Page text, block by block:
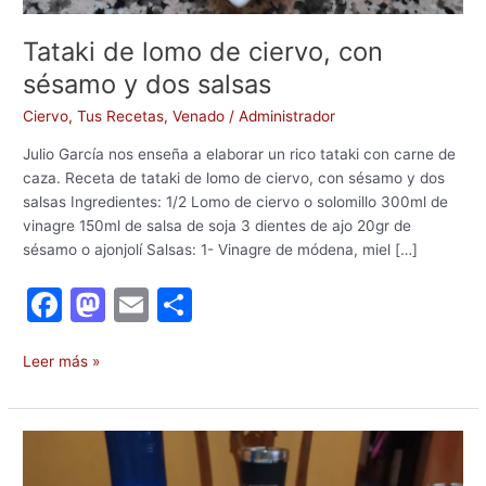
Tataki de lomo de ciervo, con
sésamo y dos salsas
Ciervo,Tus Recetas,Venado /Administrador
Julio García nos enseña a elaborar un rico tataki con carne de
caza. Receta de tataki de lomo de ciervo, con sésamo y dos
salsas Ingredientes: 1/2 Lomo de ciervo o solomillo 300ml de
vinagre 150ml de salsa de soja 3 dientes de ajo 20gr de
sésamo o ajonjolí Salsas: 1- Vinagre de módena, miel […]
F
c
e
b
M
o
d
o
E
l
p
ar
tir
Leer más »